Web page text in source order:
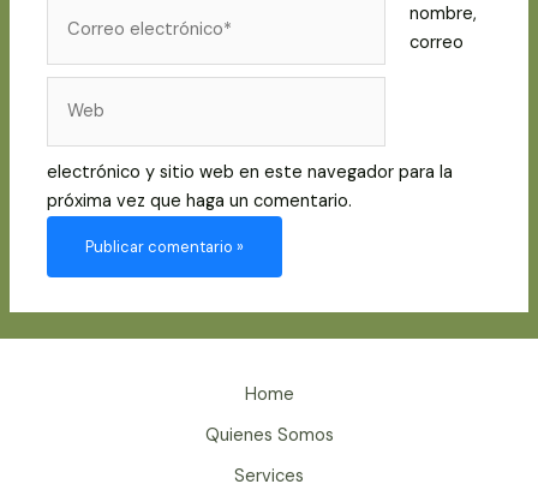
electrónico*
nombre,
correo
electrónico y sitio web en este navegador para la
próxima vez que haga un comentario.
Home
Quienes Somos
Services